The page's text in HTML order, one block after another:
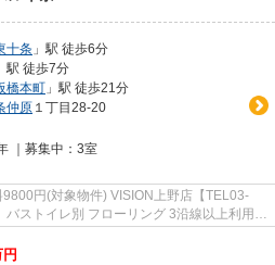
十条 」駅 徒歩6分
駅 徒歩7分
橋本町 」駅 徒歩21分
仲原 １丁目28-20
｜募集中： 3室
9800円(対象物件) VISION上野店【TEL03-
ストイレ別 フローリング 3沿線以上利用可
円